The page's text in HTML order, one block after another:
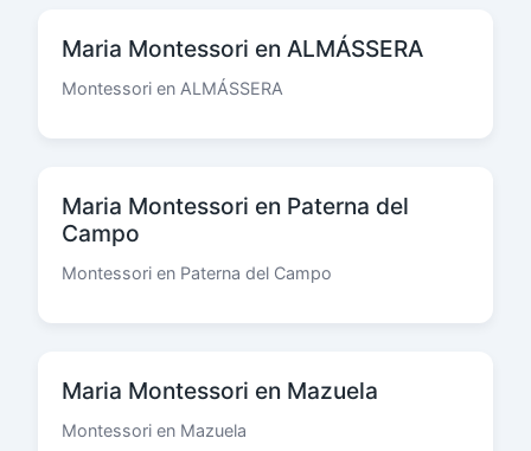
Maria Montessori en ALMÁSSERA
Montessori en ALMÁSSERA
Maria Montessori en Paterna del
Campo
Montessori en Paterna del Campo
Maria Montessori en Mazuela
Montessori en Mazuela